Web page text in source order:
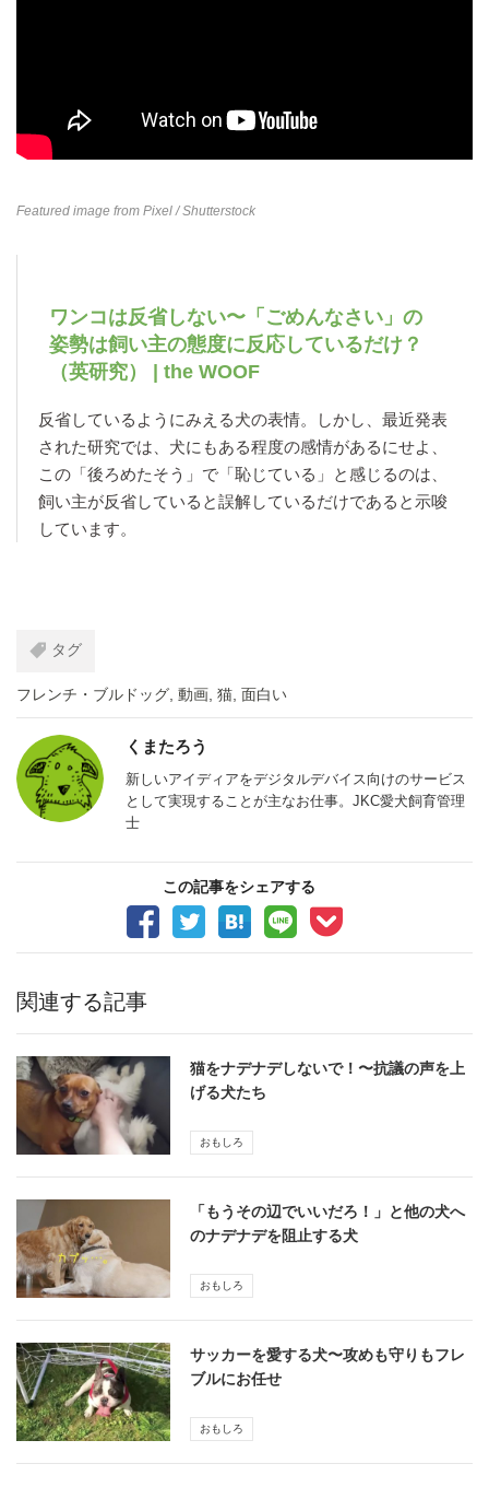
Featured image from Pixel / Shutterstock
ワンコは反省しない〜「ごめんなさい」の
姿勢は飼い主の態度に反応しているだけ？
（英研究） | the WOOF
反省しているようにみえる犬の表情。しかし、最近発表
された研究では、犬にもある程度の感情があるにせよ、
この「後ろめたそう」で「恥じている」と感じるのは、
飼い主が反省していると誤解しているだけであると示唆
しています。
タグ
フレンチ・ブルドッグ 動画 猫 面白い
くまたろう
新しいアイディアをデジタルデバイス向けのサービス
として実現することが主なお仕事。JKC愛犬飼育管理
士
この記事をシェアする
関連する記事
猫をナデナデしないで！〜抗議の声を上
げる犬たち
おもしろ
「もうその辺でいいだろ！」と他の犬へ
のナデナデを阻止する犬
おもしろ
サッカーを愛する犬〜攻めも守りもフレ
ブルにお任せ
おもしろ